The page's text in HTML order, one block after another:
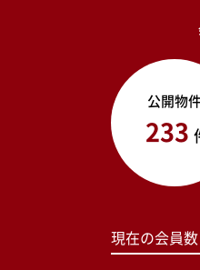
公開物
233
現在の会員数